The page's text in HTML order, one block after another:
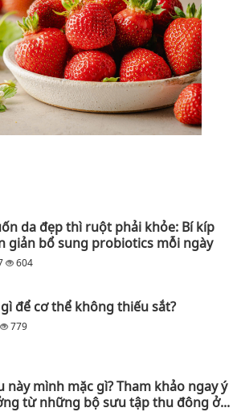
da đẹp thì ruột phải khỏe: Bí kíp
giản bổ sung probiotics mỗi ngày
604
để cơ thể không thiếu sắt?
779
này mình mặc gì? Tham khảo ngay ý
từ những bộ sưu tập thu đông ở...